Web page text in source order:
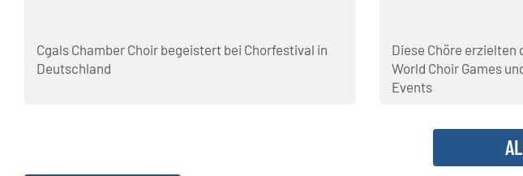
Cgals Chamber Choir begeistert bei Chorfestival in
Deutschland
Diese Chöre erzielten
World Choir Games
Events